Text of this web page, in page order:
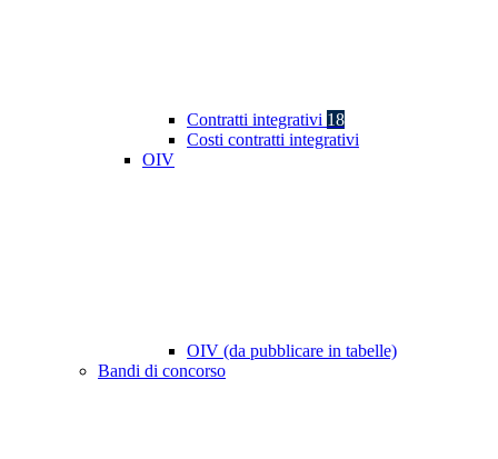
Contratti integrativi 18
Costi contratti integrativi
OIV
OIV (da pubblicare in tabelle)
Bandi di concorso